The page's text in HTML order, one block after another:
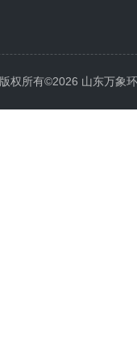
版权所有©2026 山东万象